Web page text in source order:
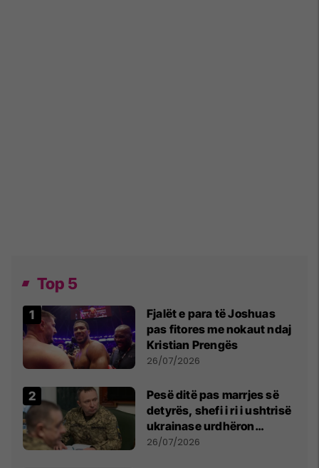
Top 5
Fjalët e para të Joshuas
pas fitores me nokaut ndaj
Kristian Prengës
26/07/2026
Pesë ditë pas marrjes së
detyrës, shefi i ri i ushtrisë
ukrainase urdhëron
kontroll të madh
26/07/2026